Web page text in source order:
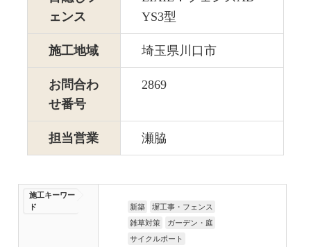
ェンス
YS3型
施工地域 埼玉県川口市
お問合わ
せ番号
2869
担当営業 瀬脇
施工キーワー
ド
新築
塀工事・フェンス
雑草対策
ガーデン・庭
サイクルポート